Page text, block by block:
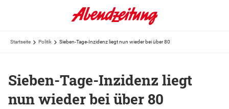
Startseite Politik Sieben-Tage-Inzidenz liegt nun wieder bei über 80
Sieben-Tage-Inzidenz liegt
nun wieder bei über 80